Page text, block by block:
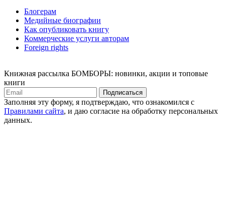
Блогерам
Медийные биографии
Как опубликовать книгу
Коммерческие услуги авторам
Foreign rights
Книжная рассылка БОМБОРЫ: новинки, акции и топовые
книги
Подписаться
Заполняя эту форму, я подтверждаю, что ознакомился с
Правилами сайта, и даю согласие на обработку персональных
данных.